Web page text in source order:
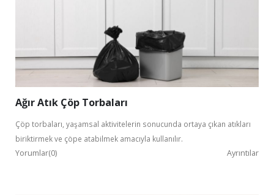
Ağır Atık Çöp Torbaları
Çöp torbaları, yaşamsal aktivitelerin sonucunda ortaya çıkan atıkları
biriktirmek ve çöpe atabilmek amacıyla kullanılır.
Yorumlar(0) Ayrıntılar